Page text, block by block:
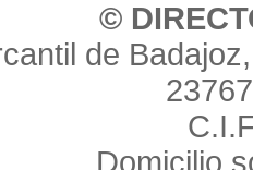
©
de
Domicilio